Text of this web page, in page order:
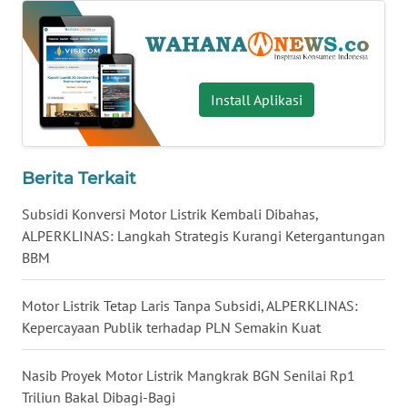
Install Aplikasi
Berita Terkait
Subsidi Konversi Motor Listrik Kembali Dibahas,
ALPERKLINAS: Langkah Strategis Kurangi Ketergantungan
BBM
Motor Listrik Tetap Laris Tanpa Subsidi, ALPERKLINAS:
Kepercayaan Publik terhadap PLN Semakin Kuat
Nasib Proyek Motor Listrik Mangkrak BGN Senilai Rp1
Triliun Bakal Dibagi-Bagi
WN
SERAMBI
WN
JAMBI
SULTRA
WN
NTB
WN
SULBAR